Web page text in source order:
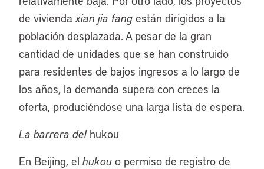
de viviendaxian jia fang están dirigidos a la
población desplazada. A pesar de la gran
cantidad de unidades que se han construido
para residentes de bajos ingresos a lo largo de
los años, la demanda supera con creces la
oferta, produciéndose una larga lista de espera.
La barrera delhukou
En Beijing, el hukou o permiso de registro de